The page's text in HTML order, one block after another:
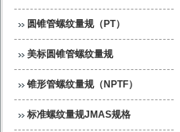
圆锥管螺纹量规（PT）
美标圆锥管螺纹量规
锥形管螺纹量规（NPTF）
标准螺纹量规JMAS规格